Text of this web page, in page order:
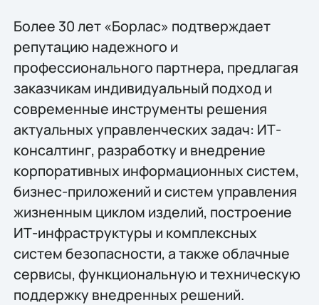
Более 30 лет «Борлас» подтверждает
репутацию надежного и
профессионального партнера, предлагая
заказчикам индивидуальный подход и
современные инструменты решения
актуальных управленческих задач: ИТ-
консалтинг, разработку и внедрение
корпоративных информационных систем,
бизнес-приложений и систем управления
жизненным циклом изделий, построение
ИТ-инфраструктуры и комплексных
систем безопасности, а также облачные
сервисы, функциональную и техническую
поддержку внедренных решений.